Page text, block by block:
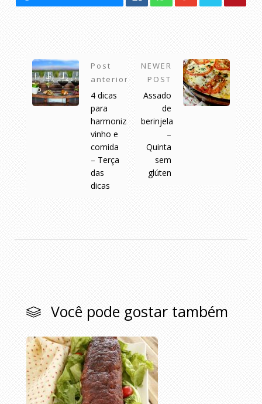
Post
anterior
4 dicas
para
harmonizar
vinho e
comida
– Terça
das
dicas
NEWER
POST
Assado
de
berinjela
–
Quinta
sem
glúten
Você pode gostar também